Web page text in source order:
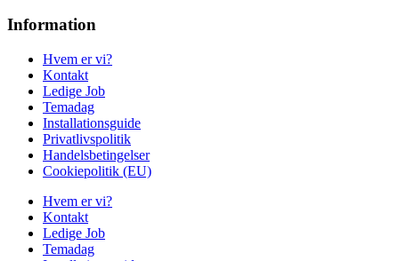
Information
Hvem er vi?
Kontakt
Ledige Job
Temadag
Installationsguide
Privatlivspolitik
Handelsbetingelser
Cookiepolitik (EU)
Hvem er vi?
Kontakt
Ledige Job
Temadag